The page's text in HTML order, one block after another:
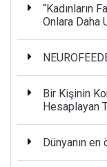
“Kadınların
Onlara Daha
Bir Kişinin
Hesaplayan
Dünyanın